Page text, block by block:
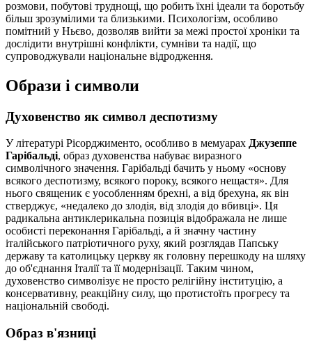
розмови, побутові труднощі, що робить їхні ідеали та боротьбу
більш зрозумілими та близькими. Психологізм, особливо
помітний у Ньєво, дозволяв вийти за межі простої хроніки та
дослідити внутрішні конфлікти, сумніви та надії, що
супроводжували національне відродження.
Образи і символи
Духовенство як символ деспотизму
У літературі Рісорджименто, особливо в мемуарах Джузеппе
Гарібальді, образ духовенства набуває виразного
символічного значення. Гарібальді бачить у ньому «основу
всякого деспотизму, всякого пороку, всякого нещастя». Для
нього священик є уособленням брехні, а від брехуна, як він
стверджує, «недалеко до злодія, від злодія до вбивці». Ця
радикальна антиклерикальна позиція відображала не лише
особисті переконання Гарібальді, а й значну частину
італійського патріотичного руху, який розглядав Папську
державу та католицьку церкву як головну перешкоду на шляху
до об'єднання Італії та її модернізації. Таким чином,
духовенство символізує не просто релігійну інституцію, а
консервативну, реакційну силу, що протистоїть прогресу та
національній свободі.
Образ в'язниці